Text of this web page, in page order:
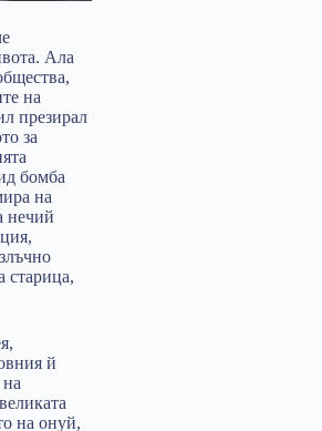
Ала
на
презирал
за
бомба
на
нечий
старица,
й
на онуй,